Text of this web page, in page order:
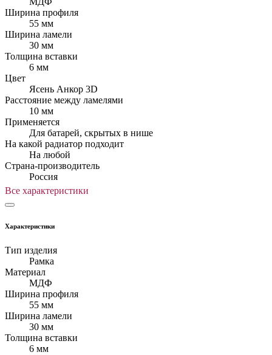
Ширина профиля
55 мм
Ширина ламели
30 мм
Толщина вставки
6 мм
Цвет
Ясень Анкор 3D
Расстояние между ламелями
10 мм
Применяется
Для батарей, скрытых в нише
На какой радиатор подходит
На любой
Страна-производитель
Россия
Все характеристики
Характеристики
Тип изделия
Рамка
Материал
МДФ
Ширина профиля
55 мм
Ширина ламели
30 мм
Толщина вставки
6 мм